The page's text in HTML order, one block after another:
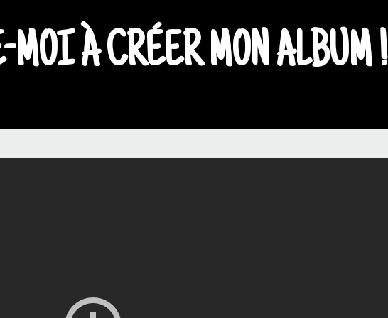
À CRÉER MON ALBUM !